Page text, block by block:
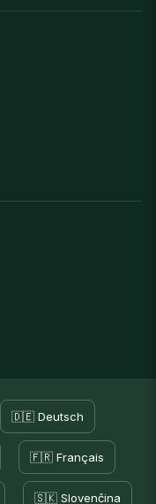
🇩🇪 Deutsch
🇫🇷 Français
🇸🇰 Slovenčina